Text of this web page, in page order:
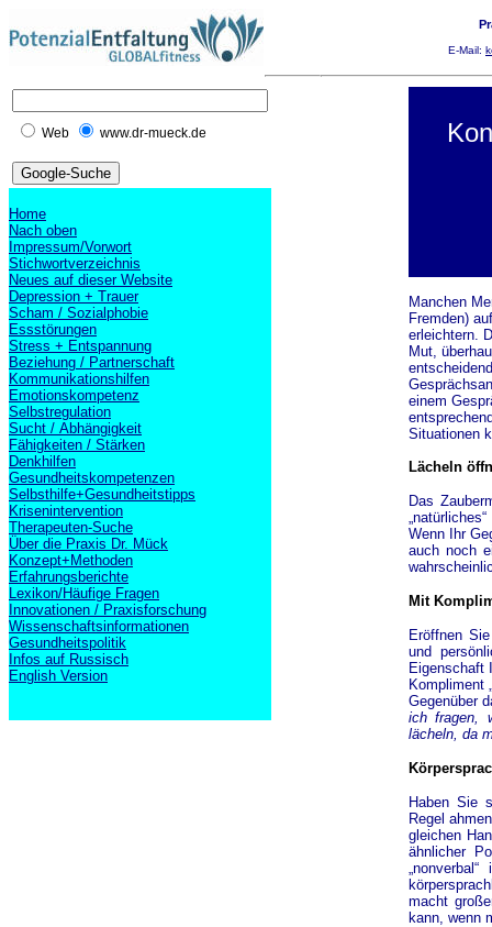
E-Mail:
Web www.dr-mueck.de
Home
Nach oben
Impressum/Vorwort
Stichwortverzeichnis
Neues auf dieser Website
Depression + Trauer
Scham / Sozialphobie
Essstörungen
Stress + Entspannung
Beziehung / Partnerschaft
Kommunikationshilfen
Emotionskompetenz
Selbstregulation
Sucht / Abhängigkeit
Fähigkeiten / Stärken
Denkhilfen
Gesundheitskompetenzen
Selbsthilfe+Gesundheitstipps
Krisenintervention
Therapeuten-Suche
Über die Praxis Dr. Mück
Konzept+Methoden
Erfahrungsberichte
Lexikon/Häufige Fragen
Innovationen / Praxisforschung
Wissenschaftsinformationen
Gesundheitspolitik
Infos auf Russisch
English Version
Manchen
Fremden)
erleichtern.
Mut,
einem
Situationen
Lächeln
Das
Wenn Ihr
auch noch
Mit
Eröffnen
und
Eigenschaft
Kompliment
Gegenüber
ich fragen,
lächeln, da
Haben Sie
Regel
gleichen
ähnlicher
macht
kann, wenn